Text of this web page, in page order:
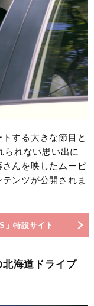
する大きな節目と
られない思い出に
んを映したムービ
ンツが公開されま
」特設サイト
海道ドライブ